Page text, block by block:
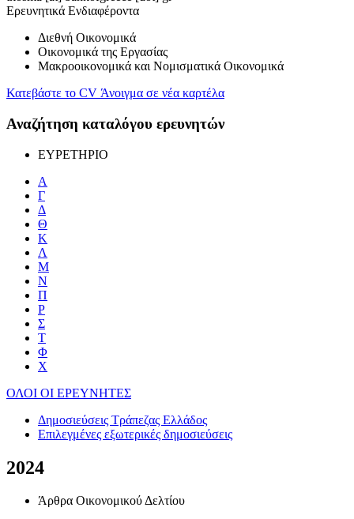
Ερευνητικά Ενδιαφέροντα
Διεθνή Οικονομικά
Οικονομικά της Εργασίας
Μακροοικονομικά και Νομισματικά Οικονομικά
Κατεβάστε το CV Άνοιγμα σε νέα καρτέλα
Αναζήτηση καταλόγου ερευνητών
ΕΥΡΕΤΗΡΙΟ
Α
Γ
Δ
Θ
Κ
Λ
Μ
Ν
Π
Ρ
Σ
Τ
Φ
Χ
ΟΛΟΙ ΟΙ ΕΡΕΥΝΗΤΕΣ
Δημοσιεύσεις Τράπεζας Ελλάδος
Επιλεγμένες εξωτερικές δημοσιεύσεις
2024
Άρθρα Οικονομικού Δελτίου